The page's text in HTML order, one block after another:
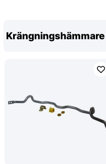
Krängningshämmare